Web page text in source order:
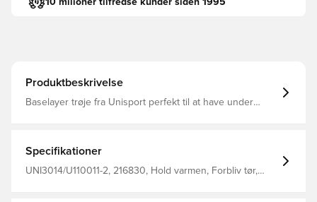
Produktbeskrivelse
Baselayer trøje fra Unisport perfekt til at have under
design for maksimal komfort Fremstillet i 92% polyester
og 8% elastan.
Specifikationer
UNI3014/U110011-2, 216830, Hold varmen, Forbliv tør,